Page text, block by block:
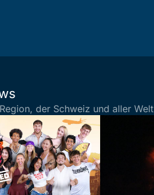
der Schweiz und aller Welt